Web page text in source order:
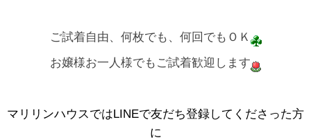
ご試着自由、何枚でも、何回でもＯＫ
お嬢様お一人様でもご試着歓迎します
マリリンハウスではLINEで友だち登録してくださった方
に